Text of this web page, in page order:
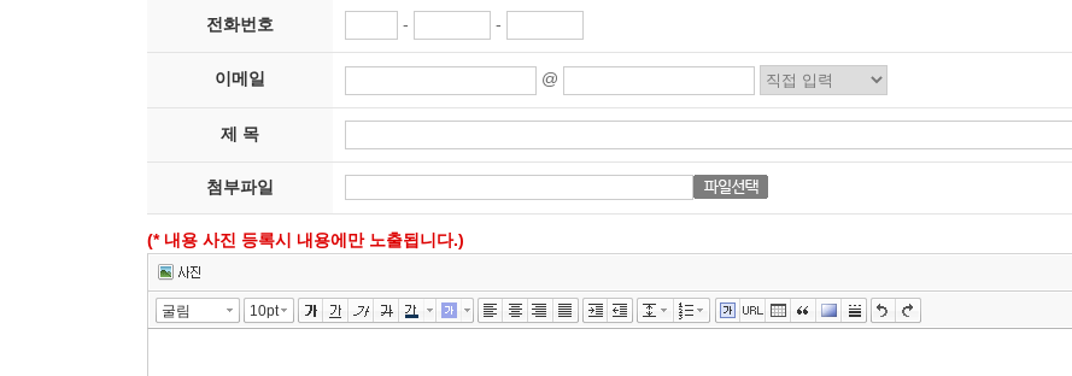
전화번호 - -
이메일 @
제 목
첨부파일
(* 내용 사진 등록시 내용에만 노출됩니다.)
굴림 10pt
툴바 더보기